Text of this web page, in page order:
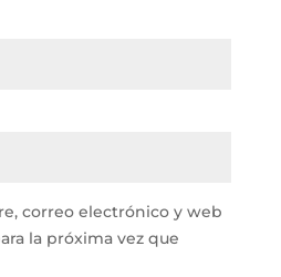
correo electrónico y web
la próxima vez que